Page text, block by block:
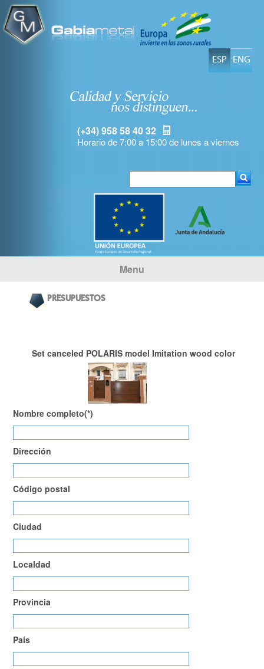
ESP ENG
(+34) 958 58 40 32
Horario de 7:00 a 15:00 de lunes a viernes
Menu
PRESUPUESTOS
Set canceled POLARIS model Imitation wood color
Nombre completo(*)
Dirección
Código postal
Ciudad
Localdad
Provincia
País